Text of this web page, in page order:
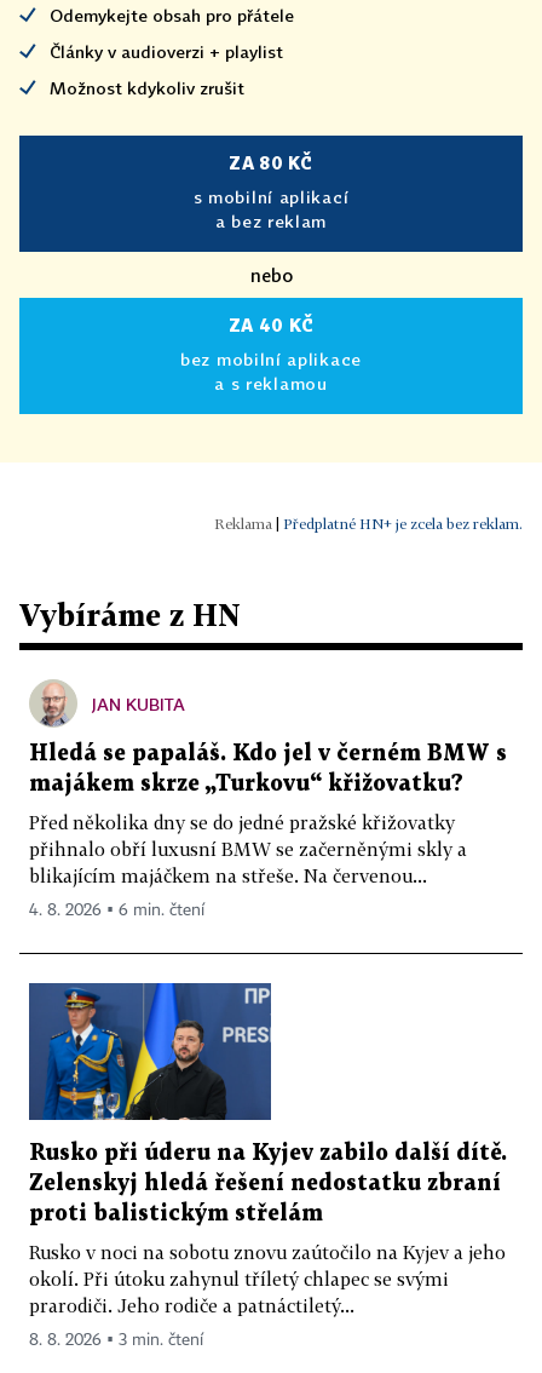
Odemykejte obsah pro přátele
Články v audioverzi + playlist
Možnost kdykoliv zrušit
ZA 80 KČ
s mobilní aplikací
a bez reklam
nebo
ZA 40 KČ
bez mobilní aplikace
a s reklamou
Předplatné HN+ je zcela bez reklam.
Vybíráme z HN
JAN KUBITA
Hledá se papaláš. Kdo jel v černém BMW s
majákem skrze „Turkovu“ křižovatku?
Před několika dny se do jedné pražské křižovatky
přihnalo obří luxusní BMW se začerněnými skly a
blikajícím majáčkem na střeše. Na červenou...
4. 8. 2026 ▪ 6 min. čtení
Rusko při úderu na Kyjev zabilo další dítě.
Zelenskyj hledá řešení nedostatku zbraní
proti balistickým střelám
Rusko v noci na sobotu znovu zaútočilo na Kyjev a jeho
okolí. Při útoku zahynul tříletý chlapec se svými
prarodiči. Jeho rodiče a patnáctiletý...
8. 8. 2026 ▪ 3 min. čtení